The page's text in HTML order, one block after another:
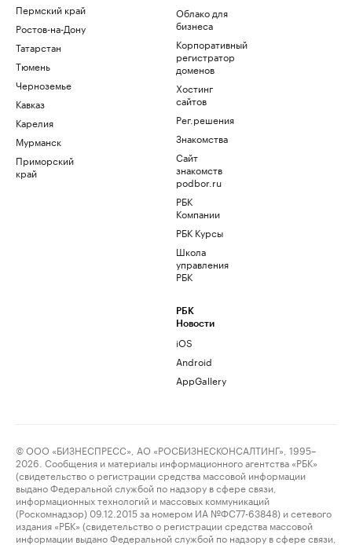
Пермский край
Ростов-на-Дону
Татарстан
Тюмень
Черноземье
Кавказ
Карелия
Мурманск
Приморский
край
Облако для
бизнеса
Корпоративный
регистратор
доменов
Хостинг
сайтов
Рег.решения
Знакомства
Сайт
знакомств
podbor.ru
РБК
Компании
РБК Курсы
Школа
управления
РБК
РБК
Новости
iOS
Android
AppGallery
© ООО «БИЗНЕСПРЕСС», АО «РОСБИЗНЕСКОНСАЛТИНГ», 1995–
2026. Сообщения и материалы информационного агентства «РБК»
(свидетельство о регистрации средства массовой информации
выдано Федеральной службой по надзору в сфере связи,
информационных технологий и массовых коммуникаций
(Роскомнадзор) 09.12.2015 за номером ИА №ФС77-63848) и сетевого
издания «РБК» (свидетельство о регистрации средства массовой
информации выдано Федеральной службой по надзору в сфере связи,